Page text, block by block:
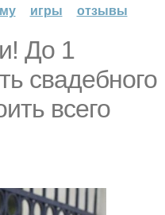
игры отзывы
До 1
свадебного
всего